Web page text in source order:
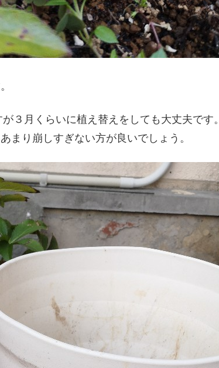
３月くらいに植え替えをしても大丈夫です。
まり崩しすぎない方が良いでしょう。